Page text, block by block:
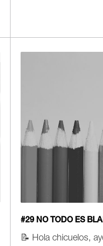
#29 NO TODO ES
📝 Hola chicuelos,